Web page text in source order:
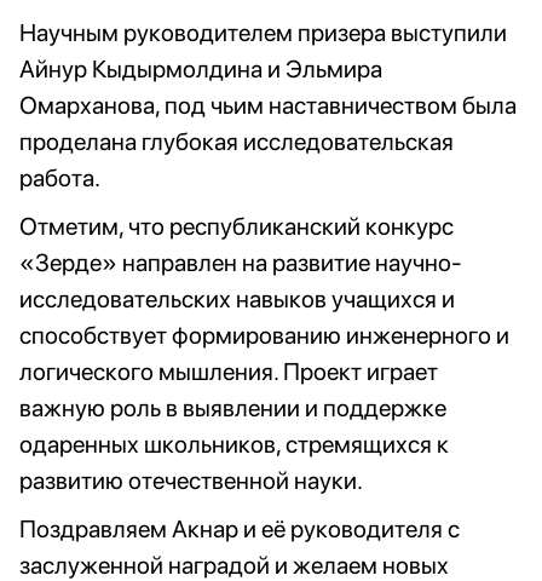
Научным руководителем призера выступили
Айнур Кыдырмолдина и Эльмира
Омарханова, под чьим наставничеством была
проделана глубокая исследовательская
работа.
Отметим, что республиканский конкурс
«Зерде» направлен на развитие научно-
исследовательских навыков учащихся и
способствует формированию инженерного и
логического мышления. Проект играет
важную роль в выявлении и поддержке
одаренных школьников, стремящихся к
развитию отечественной науки.
Поздравляем Акнар и её руководителя с
заслуженной наградой и желаем новых